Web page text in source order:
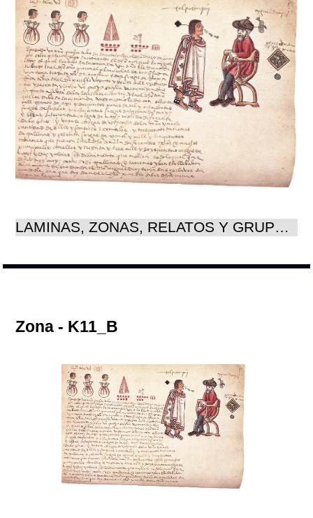
LAMINAS, ZONAS, RELATOS Y GRUPOS Las láminas: Las láminas del Memorial de Tepetlaoztoc pintadas y con textos en alfabeto latino, son en total 138, ya que no se cuentan las seis que se dejaron en blanco. La disposición general de las láminas es horizontal, pese a la encuadernación actual del códice, en realidad su organización no es en forma de libro, más bien puede considerarse una forma de transición entre la tradicional forma de biombo y la europea de libro. Si bien la disposición del espacio cambia en las diferentes etapas de la narración gráfica y del contenido, siempre será con respecto a los lineamientos fundamentales desde que se diseñó el formato del códice. De esta manera tenemos los Mapas I y II, con la misma orientación y con el espacio dispuesto de manera similar, aún cuando por las características específicas de las cartografías indígenas tienen soluciones específicas.. A partir de la sección siguiente acerca de los antecedentes históricos del señorío de Tepetlaoztoc, se puede considerar la disposición general que va a seguirse en todo el documento, Esta sección comprende de la K02_B a la K07_B, según la denominación adoptada para la codificación en el Proyecto Machíyotl, usando la inicial del apellido de Edward K. Visconde de Kingsborough dado al códice, para evitar confusiones con los títulos de otros documentos del proyecto. Desde luego la disposición de dos en dos láminas destinadas a la misma temática, muy diferente al ordenamiento ortodoxo de láminas recto y vuelta, hasta que el propio contenido de las láminas cambió ese orden en una sección para volver a seguirlo en la última parte del códice. La disposición del espacio en planos horizontales a partir de un plano vertical , donde se iniciaba la lectura en dirección derecha izquierda, además de otras direcciones internas, se registraba a los personajes de importancia y la secuencia de los años del pago de tributos. Este orden se seguía en ambas láminas de cada unidad temática, un ejemplo claro son las dos láminas sobre la genealogía a partir de la fundación de Tepetlaoztoc, K03_B y K04_A, ya que se inicia con los guerreros chichimecas, en la primera, distribuidos en la columna vertical derecha, y continúa con la secuencia de gobernantes sin interrupción hasta el final de la segunda lámina, con la misma disposición del espacio ya indicada. La tercera sección, donde se registra la historia de la encomienda, es la más extensa del códice, si bien cambia el contenido temático, se mantiene la distribución del espacio. En las láminas correspondientes a los primeros encomenderos de la K08_A a la K12_B, se da especial importancia al registro de la población tributaria de Tepetlaoztoc, como argumento importante para el ajuste de las tasaciones; en el resto del espacio de las láminas los claros son mayores y los personajes y los productos son un poco más grandes, debido a que los tributos son poco diversificados, en especial de textiles y oro.A partir de la siguiente etapa de la historia de la encomienda que se refiere a la encomienda de Gonzalo de Salazar, de la lámina K13_A a la K46_A, pueden percibirse algunos cambios como el aumento de los tributos en cantidades y diversificación de productos, que ocasionaron una diferente distribución interna de los planos horizontales, sobre todo porque en los años de 1528 hasta alrededor de 1536 fueron los pagos en tributos más abundantes y cuando se pagaron los tributos suntuarios más cuantiosos. Al disminuir el monto de los pagos también se eliminaron los productos de lujo alrededor de 1545, los registros anuales en el sistema de dos láminas, se redujeron a sólo una lámina , pero sin alterar la relación entre plano vertical y planos horizontales, pero es evidente el aumento de los claros en .las láminas, no obstante la reducción del registro a una sola lámina por año, que se hace mayor a partir de las tasaciones. de 1545 y 1551,. La última parte del códice, de la lámina K46_B a la K72_A, considerada como un registro contable del tributo llamado servicio cotidiano , consistente en alimentos y servicios que se pagaban todos los días para el mantenimiento de la casa del encomendero, lo impuso Gonzalo de Salazar desde 1528. .Se llevó desde entonces un registro riguroso de los pagos diarios y de los totales anuales, señalando los cambios y alteraciones ocurridos desde el inicio hasta 1554. Para llevar a cabo esta contabilidad se ideó un sistema gráfico sencillo, trazando apartados de forma rectangular en los planos horizontales, para registrar las cantidades de cada producto pagadas a diario siempre en el mismo orden, registro que correspondió a la primera lámina; en la segunda, del conjunto de dos láminas, se siguió el mismo sistema resumiendo los totales anuales correspondientes a cada producto, sólo que aquí se trazaron cuadros por separado, ordenados en dos planos horizontales, sistema que se siguió hasta finalizar el códice, con los cambios señalados: la reducción de tributos, de las etapas de pagos y la eliminación de algunos productos y la introducción de otros. La disposición inicial de las láminas de hecho se retoma , después de aparentes alteraciones de fondo, se llega al final del documento con un registro ordenado en planos horizontales que se inicia en las láminas B y termina en las láminas A., que al leerse es probable que las primeras quedaran arriba y las segundas abajo; de esta manera contenido y disposición gráfica , imagen y discurso adquieren sus dimensiones reales. Zona: las zonas consideradas una división artificial de las láminas, necesarias para organizar los materiales gráficos y visualizar su significado y relaciones sin afectar los conjuntos gráficos, coinciden con la división espacial en planos horizontales en función de un plano vertical, aplicada en gran parte del códice. Esta constante establece por lo tanto una zona horizontal donde se agrupan los topónimos de los pueblos tributarios, y las cantidades de productos pagados, incluyendo la mano de obra; se relaciona con la zona vertical, generalmente considerada del lado derecho de la lámina, donde se pintaron la genealogía local, los personajes de diferentes cargos y jerarquías, en posiciones y actitudes diferentes, el registro anual de los periodos de pago, y los castigos por incumplimiento de pagos. De esta manera tenemos las zona H1 con los números sucesivos correspondientes a los diferentes planos horizontales de arriba hacia abajo, que pueden ser de uno hasta siete, a excepción de la lámina K02_B, donde se pintaron dos columnas relacionadas entre si,, la primera integrada por topónimos de los pueblos sujetos al señorío de Tepetlaoztoc, y la segunda por la relación correspondiente del tributo en mano de obra, en el lado izquierdo de la lámina, pero que se integran a los planos horizontales. para seguir la lectura. Y la zona V1, única vertical y con menos divisiones y variantes, en función de la zona horizontal en sus relaciones espaciales. En las láminas donde se eliminaron las zonas verticales, las zonas horizontales abarcan la totalidad de la lámina, con glifos de diferentes tamaños, en algunas de ellas se incluyen glifos de gran formato que con dos o cuatro glifos cubren el espacio horizontal de la lámina ( ). En las láminas del registro diario y anual del servicio cotidiano (láminas de la K46_ B a la K72_A ) se suprimió la zona vertical y la zona horizontal se dividió en líneas de recuadros de diferentes tamaños donde se agruparon los materiales gráficos; en este caso las variantes son de número de divisiones y recuadros, que van reduciéndose progresivamente. Grupos y relatos: la zonificación mencionada es también la base de los grupos y relatos que integran el discurso del códice. Los grupos de glifos de las zonas horizontales al vincularse con los personajes y glifos de las zonas verticales, generalmente integran los relatos substanciales de las diferentes secciones del códice y algunas veces también se agregaron los relatos aledaños. Cuando se suprime el grupo vertical, el relato cambia y se reduce sólo a enumeraciones de cantidades de tributos en diferentes productos, correspondientes a los periodos de pagos anuales o semanales. La distribución de los diferentes grupos en el espacio de cada lámina se reducen a estos dos apartados con un número variable de divisiones internas sobre todo en los grupos horizontales, y sólo en contadas ocasiones en los grupos verticales. Pueden considerarse aparte los dos mapas iniciales del códice por su carácter cartográfico, el entorno de las zonas se definió respecto a un espacio interior y un espacio exterior; En el Mapa I la distribución de los grupos corresponde a los puntos cardinales de los linderos del territorio perteneciente al señorío de Tepetlaoztoc y de los espacios fronterizos. Número de laminas:138 Número de zonas:137
Zona - K11_B